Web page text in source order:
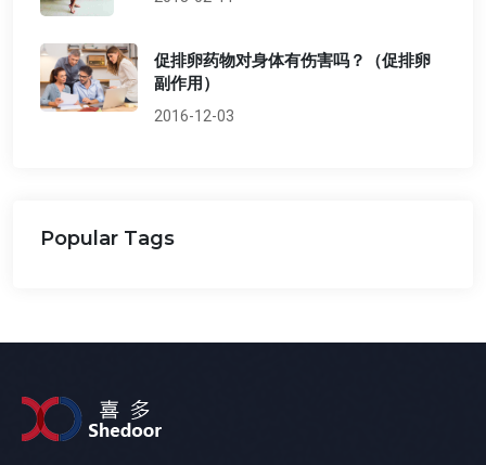
促排卵药物对身体有伤害吗？（促排卵
副作用）
2016-12-03
Popular Tags